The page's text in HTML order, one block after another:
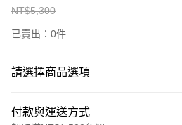
NT$5,300
已賣出：0件
請選擇商品選項
付款與運送方式